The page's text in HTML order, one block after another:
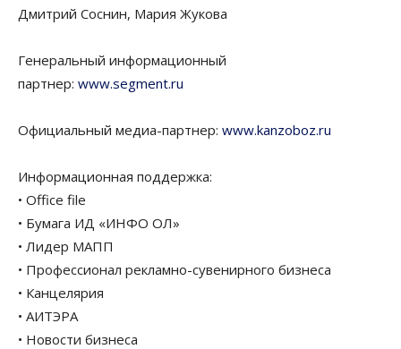
Дмитрий Соснин, Мария Жукова
Генеральный информационный
партнер: www.segment.ru
Официальный медиа-партнер: www.kanzoboz.ru
Информационная поддержка:
• Office file
• Бумага ИД «ИНФО ОЛ»
• Лидер МАПП
• Профессионал рекламно-сувенирного бизнеса
• Канцелярия
• АИТЭРА
• Новости бизнеса